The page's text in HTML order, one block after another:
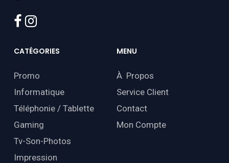
facebook
instagram
CATÉGORIES
Promo
Informatique
Téléphonie / Tablette
Gaming
Tv-Son-Photos
Impression
MENU
À Propos
Service Client
Contact
Mon Compte